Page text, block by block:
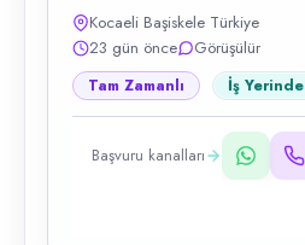
Kocaeli Başiskele Türkiye
23 gün önce
Görüşülür
Tam Zamanlı İş Yerinde
Başvuru kanalları